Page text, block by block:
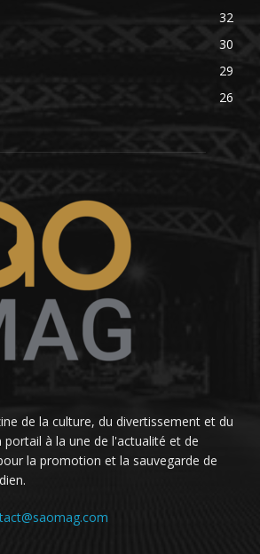
32
30
29
26
de la culture, du divertissement et du
portail à la une de l'actualité et de
la promotion et la sauvegarde de